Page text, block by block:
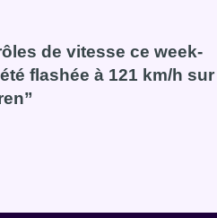
Bart Hanssens recense des
de vitesse ce week-
flashée à 121 km/h sur
contrôles de vitesse ce week-